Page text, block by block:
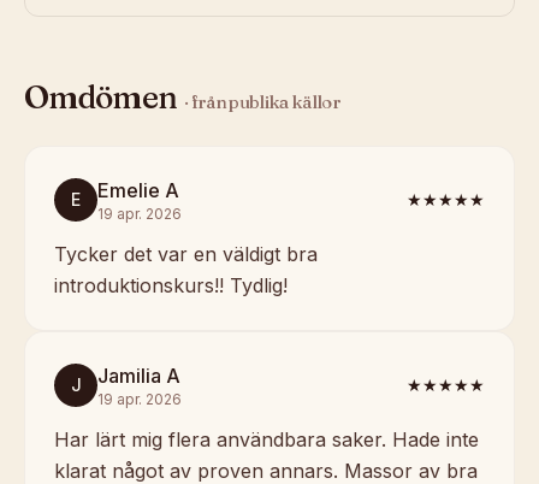
Omdömen · från publika källor
E Emelie A
19 apr. 2026
★★★★★
Tycker det var en väldigt bra
introduktionskurs!! Tydlig!
J Jamilia A
19 apr. 2026
★★★★★
Har lärt mig flera användbara saker. Hade inte
klarat något av proven annars. Massor av bra